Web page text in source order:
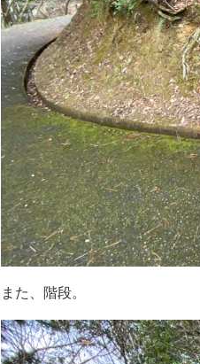
また、階段。